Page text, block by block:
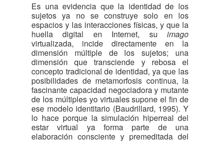
Es una evidencia que la identidad de los
sujetos ya no se construye solo en los
espacios y las interacciones físicas, y que la
huella digital en Internet, su imago
virtualizada, incide directamente en la
dimensión múltiple de los sujetos; una
dimensión que transciende y rebosa el
concepto tradicional de identidad, ya que las
posibilidades de metamorfosis continua, la
fascinante capacidad negociadora y mutante
de los múltiples yo virtuales supone el fin de
ese modelo identitario (Baudrillard, 1995). Y
lo hace porque la simulación hiperreal del
estar virtual ya forma parte de una
elaboración consciente y premeditada del